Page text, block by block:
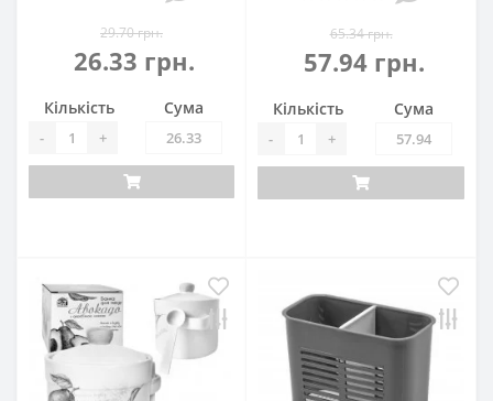
29.70 грн.
26.33 грн.
Кількість
- +
Сума
65.34 грн.
57.94 грн.
Кількість
- +
Сума